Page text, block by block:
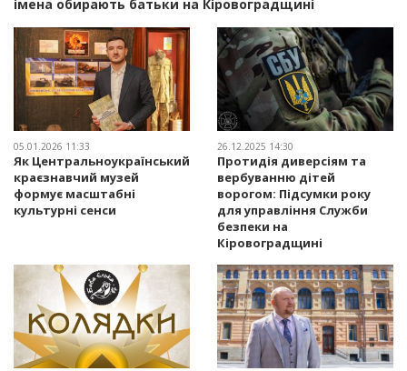
імена обирають батьки на Кіровоградщині
05.01.2026 11:33
Як Центральноукраїнський
краєзнавчий музей
формує масштабні
культурні сенси
26.12.2025 14:30
Протидія диверсіям та
вербуванню дітей
ворогом: Підсумки року
для управління Служби
безпеки на
Кіровоградщині